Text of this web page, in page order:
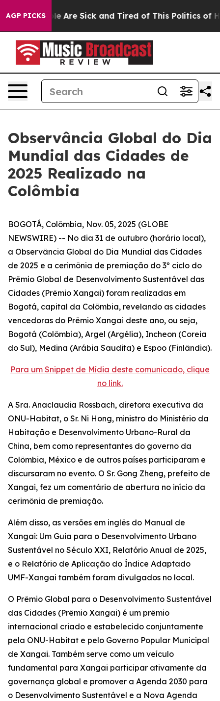
AGP PICKS
“People Are Sick and Tired of This Politics of
Observância Global do Dia
Mundial das Cidades de
2025 Realizado na
Colômbia
BOGOTÁ, Colômbia, Nov. 05, 2025 (GLOBE
NEWSWIRE) -- No dia 31 de outubro (horário local),
a Observância Global do Dia Mundial das Cidades
de 2025 e a cerimônia de premiação do 3º ciclo do
Prêmio Global de Desenvolvimento Sustentável das
Cidades (Prêmio Xangai) foram realizadas em
Bogotá, capital da Colômbia, revelando as cidades
vencedoras do Prêmio Xangai deste ano, ou seja,
Bogotá (Colômbia), Argel (Argélia), Incheon (Coreia
do Sul), Medina (Arábia Saudita) e Espoo (Finlândia).
Para um Snippet de Mídia deste comunicado, clique
no link.
A Sra. Anaclaudia Rossbach, diretora executiva da
ONU-Habitat, o Sr. Ni Hong, ministro do Ministério da
Habitação e Desenvolvimento Urbano-Rural da
China, bem como representantes do governo da
Colômbia, México e de outros países participaram e
discursaram no evento. O Sr. Gong Zheng, prefeito de
Xangai, fez um comentário de abertura no início da
cerimônia de premiação.
Além disso, as versões em inglês do Manual de
Xangai: Um Guia para o Desenvolvimento Urbano
Sustentável no Século XXI, Relatório Anual de 2025,
e o Relatório de Aplicação do Índice Adaptado
UMF-Xangai também foram divulgados no local.
O Prêmio Global para o Desenvolvimento Sustentável
das Cidades (Prêmio Xangai) é um prêmio
internacional criado e estabelecido conjuntamente
pela ONU-Habitat e pelo Governo Popular Municipal
de Xangai. Também serve como um veículo
fundamental para Xangai participar ativamente da
governança global e promover a Agenda 2030 para
o Desenvolvimento Sustentável e a Nova Agenda